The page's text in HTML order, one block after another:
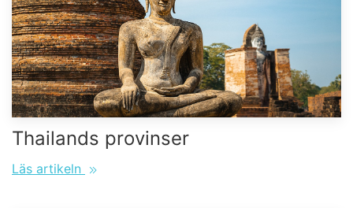
Thailands provinser
Läs artikeln